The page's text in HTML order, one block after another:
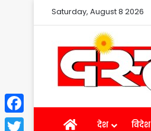
Saturday, August 8 2026
Homeदेश विदेश
Facebook